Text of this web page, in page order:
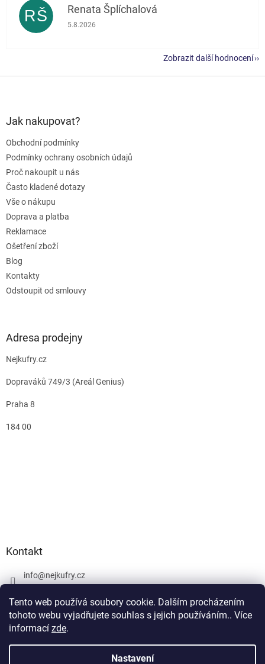
Tento web používá soubory cookie. Dalším procházením
tohoto webu vyjadřujete souhlas s jejich používáním.. Více
informací zde.
Nastavení
RŠ Renata Šplíchalová
Hodnocení obchodu je 5 z 5 hvězdiček.
5.8.2026
Zobrazit další hodnocení
Jak nakupovat?
Obchodní podmínky
Podmínky ochrany osobních údajů
Proč nakoupit u nás
Často kladené dotazy
Vše o nákupu
Doprava a platba
Reklamace
Ošetření zboží
Blog
Kontakty
Odstoupit od smlouvy
Adresa prodejny
Nejkufry.cz
Dopraváků 749/3 (Areál Genius)
Praha 8
184 00
Kontakt
info@nejkufry.cz
Facebook
Vytvořil Shoptet Premium